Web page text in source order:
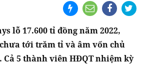
lỗ 17.600 tỉ đồng năm 2022,
tới trăm tỉ và âm vốn chủ
Cả 5 thành viên HĐQT nhiệm kỳ